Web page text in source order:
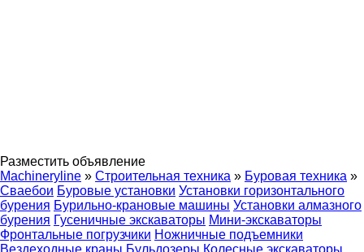
Разместить объявление
Machineryline » Строительная техника » Буровая техника »
Сваебои Буровые установки Установки горизонтального
бурения Бурильно-крановые машины Установки алмазного
бурения Гусеничные экскаваторы Мини-экскаваторы
Фронтальные погрузчики Ножничные подъемники
Вездеходные краны Бульдозеры Колесные экскаваторы